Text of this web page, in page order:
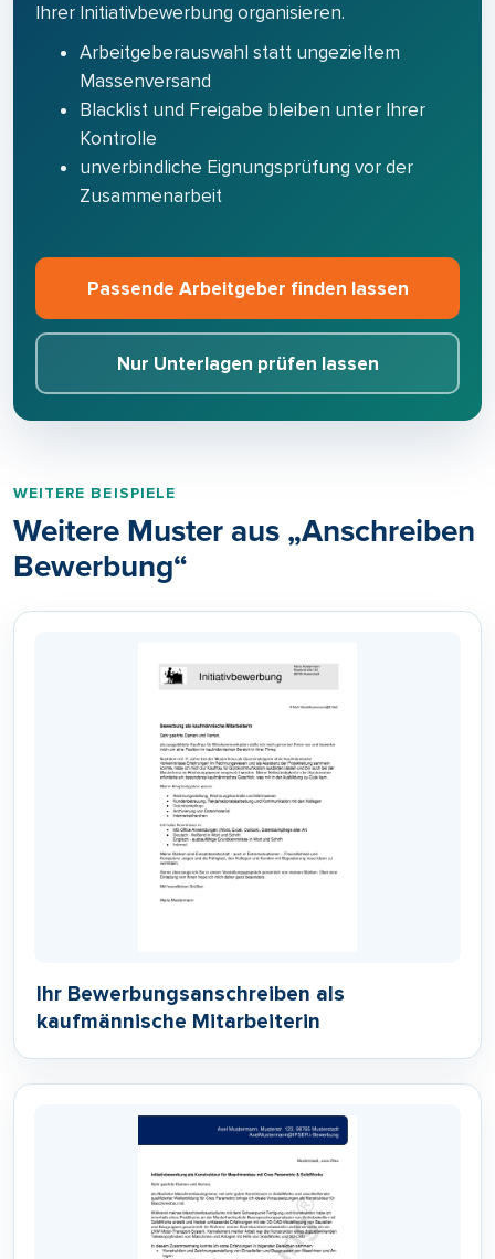
Ihrer Initiativbewerbung organisieren.
Arbeitgeberauswahl statt ungezieltem
Massenversand
Blacklist und Freigabe bleiben unter Ihrer
Kontrolle
unverbindliche Eignungsprüfung vor der
Zusammenarbeit
Passende Arbeitgeber finden lassen
Nur Unterlagen prüfen lassen
WEITERE BEISPIELE
Weitere Muster aus „Anschreiben
Bewerbung“
Ihr Bewerbungsanschreiben als
kaufmännische Mitarbeiterin